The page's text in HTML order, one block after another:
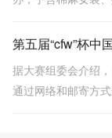
动。这将是业界首
第五届“cfw”杯中
据大赛组委会介绍
通过网络和邮寄方